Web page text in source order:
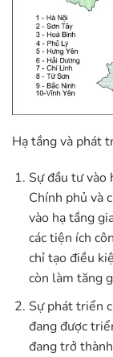
Hạ tầng và phát
Sự đầu tư vào
Chính phủ và
vào hạ tầng
các tiện ích
chỉ tạo điều
còn làm tăng
Sự phát triển
đang được
đang trở